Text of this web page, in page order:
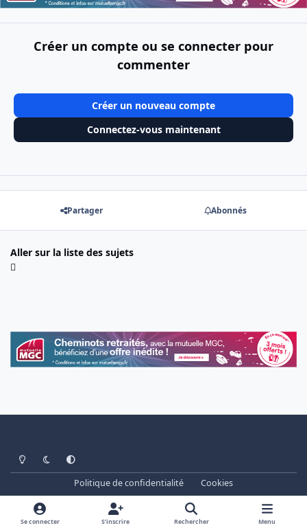
Créer un compte ou se connecter pour
commenter
Créer un nouveau compte
Connectez-vous maintenant
Partager Abonnés
Aller sur la liste des sujets
Light ModeDark ModeSystem Preference
Politique de confidentialité
Cookies
www.cheminots.net - Forum Libre depuis 2003
Powered by
Invision Community
Se connecter S’inscrire Rechercher Menu